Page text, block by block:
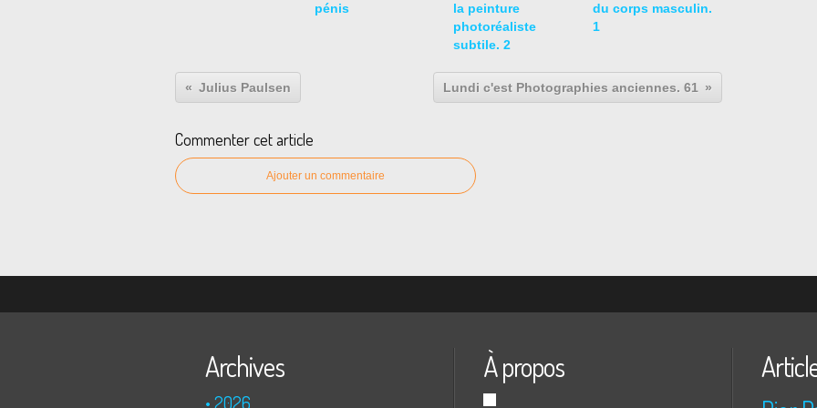
pénis
la peinture
photoréaliste
subtile. 2
du corps masculin.
1
Julius Paulsen Lundi c'est Photographies anciennes. 61
Commenter cet article
Ajouter un commentaire
Archives
2026
À propos